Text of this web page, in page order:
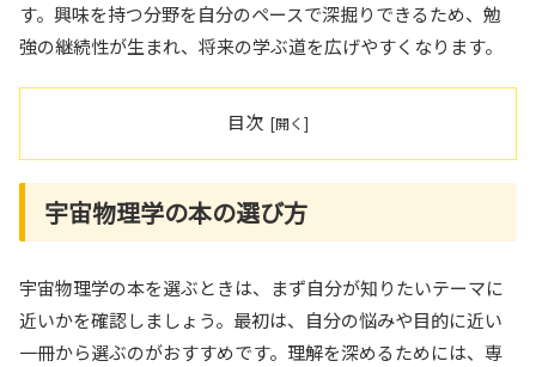
す。興味を持つ分野を自分のペースで深掘りできるため、勉
強の継続性が生まれ、将来の学ぶ道を広げやすくなります。
目次
宇宙物理学の本の選び方
宇宙物理学の本を選ぶときは、まず自分が知りたいテーマに
近いかを確認しましょう。最初は、自分の悩みや目的に近い
一冊から選ぶのがおすすめです。理解を深めるためには、専